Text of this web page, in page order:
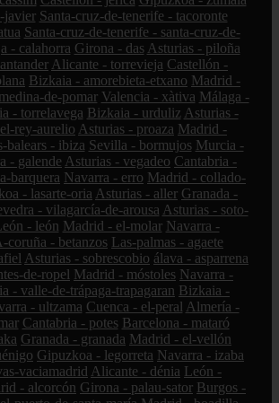
javier Santa-cruz-de-tenerife - tacoronte
Santa-cruz-de-tenerife - santa-cruz-de-
- calahorra Girona - das Asturias - piloña
Alicante - torrevieja Castellón -
Bizkaia - amorebieta-etxano Madrid -
de-pomar Valencia - xàtiva Málaga -
- torrelavega Bizkaia - urduliz Asturias -
rey-aurelio Asturias - proaza Madrid -
balears - ibiza Sevilla - bormujos Murcia -
- galende Asturias - vegadeo Cantabria -
barquera Navarra - erro Madrid - collado-
- lasarte-oria Asturias - aller Granada -
- vilagarcía-de-arousa Asturias - soto-
- león Madrid - el-molar Navarra -
coruña - betanzos Las-palmas - agaete
Asturias - sobrescobio álava - asparrena
de-ropel Madrid - móstoles Navarra -
- valle-de-trápaga-trapagaran Bizkaia -
- ultzama Cuenca - el-peral Almería -
Cantabria - potes Barcelona - mataró
Granada - granada Madrid - el-vellón
Gipuzkoa - legorreta Navarra - izaba
vaciamadrid Alicante - dénia León -
- alcorcón Girona - palau-sator Burgos -